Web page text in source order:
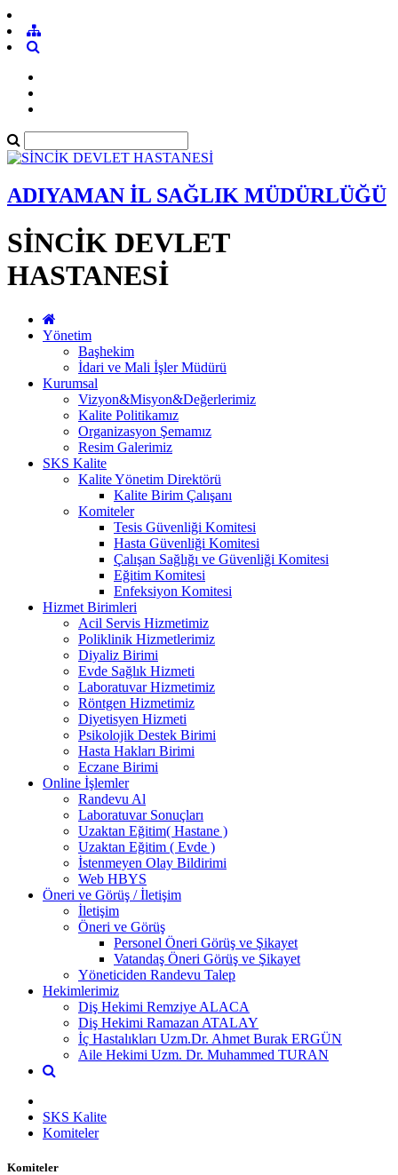
ADIYAMAN İL SAĞLIK MÜDÜRLÜĞÜ
SİNCİK DEVLET
HASTANESİ
Yönetim
Başhekim
İdari ve Mali İşler Müdürü
Kurumsal
Vizyon&Misyon&Değerlerimiz
Kalite Politikamız
Organizasyon Şemamız
Resim Galerimiz
SKS Kalite
Kalite Yönetim Direktörü
Kalite Birim Çalışanı
Komiteler
Tesis Güvenliği Komitesi
Hasta Güvenliği Komitesi
Çalışan Sağlığı ve Güvenliği Komitesi
Eğitim Komitesi
Enfeksiyon Komitesi
Hizmet Birimleri
Acil Servis Hizmetimiz
Poliklinik Hizmetlerimiz
Diyaliz Birimi
Evde Sağlık Hizmeti
Laboratuvar Hizmetimiz
Röntgen Hizmetimiz
Diyetisyen Hizmeti
Psikolojik Destek Birimi
Hasta Hakları Birimi
Eczane Birimi
Online İşlemler
Randevu Al
Laboratuvar Sonuçları
Uzaktan Eğitim( Hastane )
Uzaktan Eğitim ( Evde )
İstenmeyen Olay Bildirimi
Web HBYS
Öneri ve Görüş / İletişim
İletişim
Öneri ve Görüş
Personel Öneri Görüş ve Şikayet
Vatandaş Öneri Görüş ve Şikayet
Yöneticiden Randevu Talep
Hekimlerimiz
Diş Hekimi Remziye ALACA
Diş Hekimi Ramazan ATALAY
İç Hastalıkları Uzm.Dr. Ahmet Burak ERGÜN
Aile Hekimi Uzm. Dr. Muhammed TURAN
SKS Kalite
Komiteler
Komiteler